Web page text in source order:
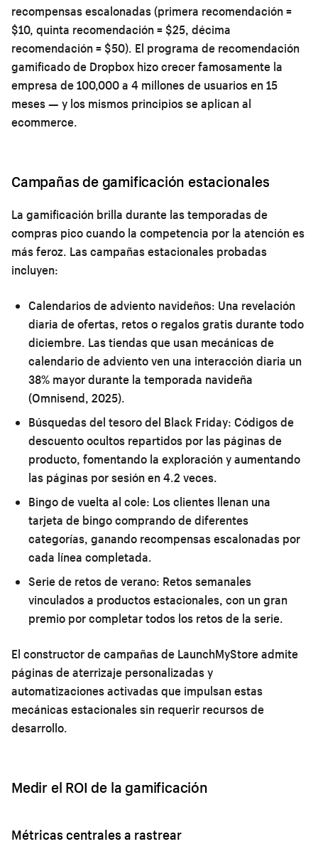
recompensas escalonadas (primera recomendación =
$10, quinta recomendación = $25, décima
recomendación = $50). El programa de recomendación
gamificado de Dropbox hizo crecer famosamente la
empresa de 100,000 a 4 millones de usuarios en 15
meses — y los mismos principios se aplican al
ecommerce.
Campañas de gamificación estacionales
La gamificación brilla durante las temporadas de
compras pico cuando la competencia por la atención es
más feroz. Las campañas estacionales probadas
incluyen:
Calendarios de adviento navideños: Una revelación
diaria de ofertas, retos o regalos gratis durante todo
diciembre. Las tiendas que usan mecánicas de
calendario de adviento ven una interacción diaria un
38% mayor durante la temporada navideña
(Omnisend, 2025).
Búsquedas del tesoro del Black Friday: Códigos de
descuento ocultos repartidos por las páginas de
producto, fomentando la exploración y aumentando
las páginas por sesión en 4.2 veces.
Bingo de vuelta al cole: Los clientes llenan una
tarjeta de bingo comprando de diferentes
categorías, ganando recompensas escalonadas por
cada línea completada.
Serie de retos de verano: Retos semanales
vinculados a productos estacionales, con un gran
premio por completar todos los retos de la serie.
El constructor de campañas de LaunchMyStore admite
páginas de aterrizaje personalizadas y
automatizaciones activadas que impulsan estas
mecánicas estacionales sin requerir recursos de
desarrollo.
Medir el ROI de la gamificación
Métricas centrales a rastrear